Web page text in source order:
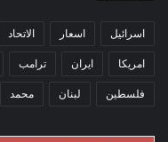
اسرائيل اسعار الاتحاد
امريكا ايران ترامب
فلسطين لبنان محمد